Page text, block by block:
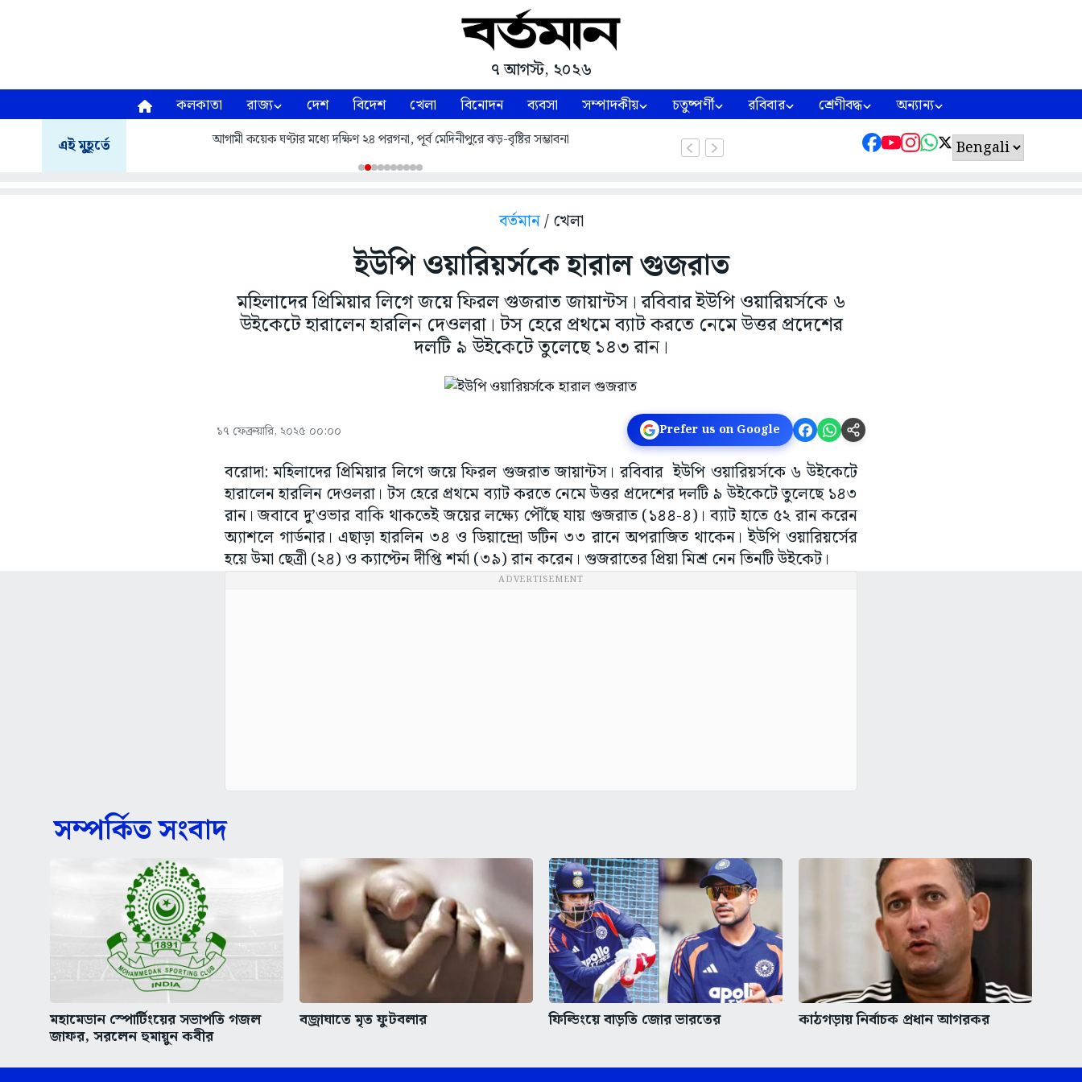
৭ আগস্ট, ২০২৬
কলকাতা রাজ্য দেশ বিদেশ খেলা বিনোদন ব্যবসা সম্পাদকীয় চতুষ্পর্ণী রবিবার শ্রেণীবদ্ধ অন্যান্য
এই মুহূর্তে আগামী কয়েক ঘণ্টার মধ্যে দক্ষিণ ২৪ পরগনা, পূর্ব মেদিনীপুরে ঝড়-বৃষ্টির সম্ভাবনা
বর্তমান/ খেলা
ইউপি ওয়ারিয়র্সকে হারাল গুজরাত
মহিলাদের প্রিমিয়ার লিগে জয়ে ফিরল গুজরাত জায়ান্টস। রবিবার ইউপি ওয়ারিয়র্সকে ৬
উইকেটে হারালেন হারলিন দেওলরা। টস হেরে প্রথমে ব্যাট করতে নেমে উত্তর প্রদেশের
দলটি ৯ উইকেটে তুলেছে ১৪৩ রান।
১৭ ফেব্রুয়ারি, ২০২৫ ০০:০০ Prefer us on Google
বরোদা: মহিলাদের প্রিমিয়ার লিগে জয়ে ফিরল গুজরাত জায়ান্টস। রবিবার ইউপি ওয়ারিয়র্সকে ৬ উইকেটে
হারালেন হারলিন দেওলরা। টস হেরে প্রথমে ব্যাট করতে নেমে উত্তর প্রদেশের দলটি ৯ উইকেটে তুলেছে ১৪৩
রান। জবাবে দু’ওভার বাকি থাকতেই জয়ের লক্ষ্যে পৌঁছে যায় গুজরাত (১৪৪-৪)। ব্যাট হাতে ৫২ রান করেন
অ্যাশলে গার্ডনার। এছাড়া হারলিন ৩৪ ও ডিয়ান্দ্রো ডটিন ৩৩ রানে অপরাজিত থাকেন। ইউপি ওয়ারিয়র্সের
হয়ে উমা ছেত্রী (২৪) ও ক্যাপ্টেন দীপ্তি শর্মা (৩৯) রান করেন। গুজরাতের প্রিয়া মিশ্র নেন তিনটি উইকেট।
ADVERTISEMENT
সম্পর্কিত সংবাদ
মহামেডান স্পোর্টিংয়ের সভাপতি গজল
জাফর, সরলেন হুমায়ুন কবীর
বজ্রাঘাতে মৃত ফুটবলার ফিল্ডিংয়ে বাড়তি জোর ভারতের কাঠগড়ায় নির্বাচক প্রধান আগরকর